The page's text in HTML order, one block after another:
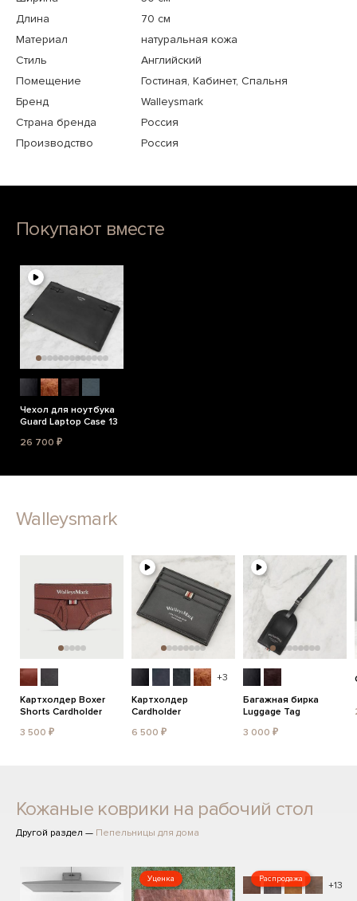
Длина
70 см
Материал
натуральная кожа
Стиль
Английский
Помещение
Гостиная, Кабинет, Спальня
Бренд
Walleysmark
Страна бренда
Россия
Производство
Россия
Покупают вместе
Чехол для ноутбука
Guard Laptop Case 13
26 700 ₽
Walleysmark
Картхолдер Boxer
Shorts Cardholder
3 500 ₽
+3
Картхолдер
Cardholder
6 500 ₽
Багажная бирка
Luggage Tag
3 000 ₽
Кожаные коврики на рабочий стол
Другой раздел — Пепельницы для дома
Уценка Распродажа
+13